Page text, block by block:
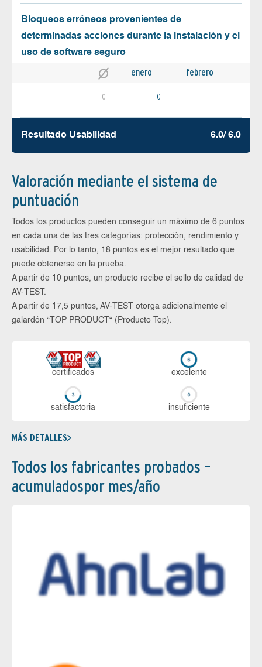
Bloqueos erróneos provenientes de
determinadas acciones durante la instalación y el
uso de software seguro
enero febrero
0 0
Resultado Usabilidad 6.0/ 6.0
Valoración mediante el sistema de
puntuación
Todos los productos pueden conseguir un máximo de 6 puntos
en cada una de las tres categorías: protección, rendimiento y
usabilidad. Por lo tanto, 18 puntos es el mejor resultado que
puede obtenerse en la prueba.
A partir de 10 puntos, un producto recibe el sello de calidad de
AV-TEST.
A partir de 17,5 puntos, AV-TEST otorga adicionalmente el
galardón “TOP PRODUCT“ (Producto Top).
certi­ficados ex­ce­len­te
sa­tis­fac­to­ria in­su­fi­cien­te
MÁS DETALLES
Todos los fabricantes probados –
acumuladospor mes/año